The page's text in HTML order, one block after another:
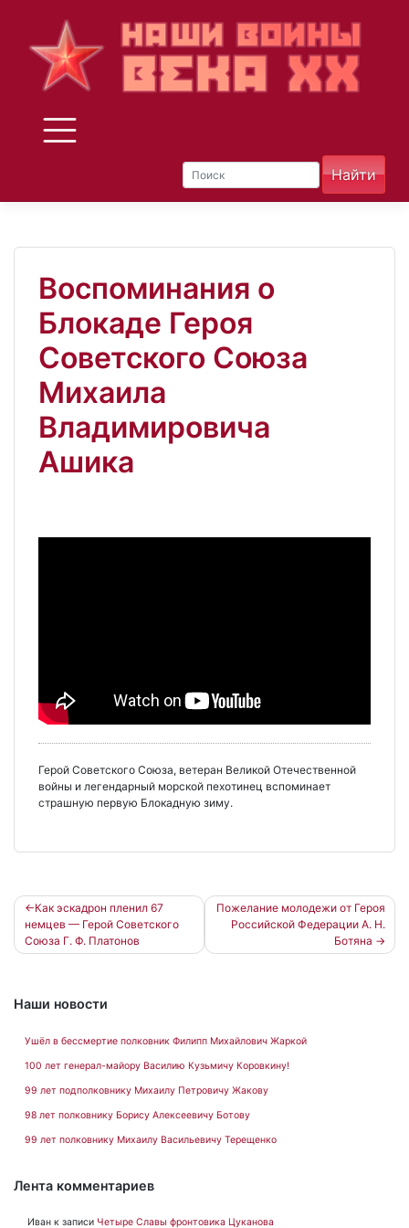
Воспоминания о
Блокаде Героя
Советского Союза
Михаила
Владимировича
Ашика
Герой Советского Союза, ветеран Великой Отечественной
войны и легендарный морской пехотинец вспоминает
страшную первую Блокадную зиму.
Навигация
по
записям
Как эскадрон пленил 67
немцев — Герой Советского
Союза Г. Ф. Платонов
Пожелание молодежи от Героя
Российской Федерации А. Н.
Ботяна
Наши новости
Ушёл в бессмертие полковник Филипп Михайлович Жаркой
100 лет генерал-майору Василию Кузьмичу Коровкину!
99 лет подполковнику Михаилу Петровичу Жакову
98 лет полковнику Борису Алексеевичу Ботову
99 лет полковнику Михаилу Васильевичу Терещенко
Лента комментариев
Иван к записи Четыре Славы фронтовика Цуканова